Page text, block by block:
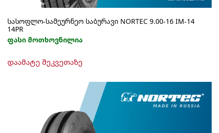
სასოფლო-სამეურნეო საბურავი NORTEC 9.00-16 IM-14
14PR
ფასი მოთხოვნილია
დაამატე შეკვეთაზე